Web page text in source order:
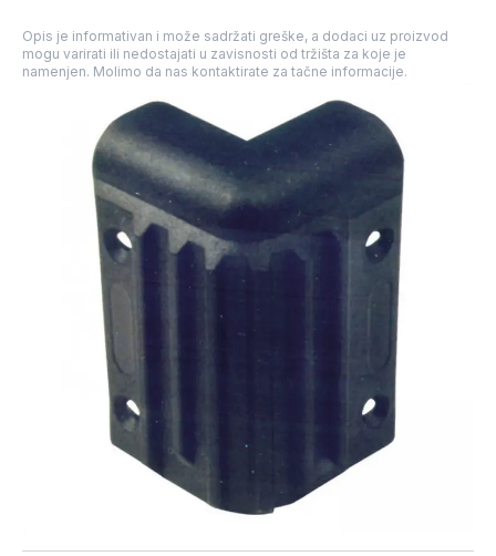
Opis je informativan i može sadržati greške, a dodaci uz proizvod
mogu varirati ili nedostajati u zavisnosti od tržišta za koje je
namenjen. Molimo da nas kontaktirate za tačne informacije.